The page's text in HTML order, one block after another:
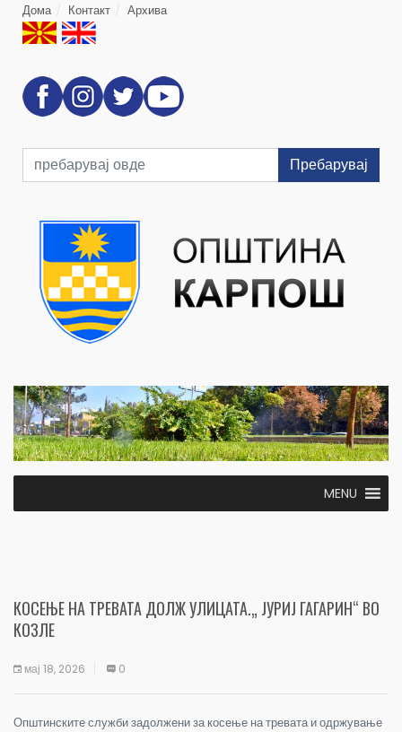
Дома Контакт Архива
Пребарувај
MENU
КОСЕЊЕ НА ТРЕВАТА ДОЛЖ УЛИЦАТА.„ ЈУРИЈ ГАГАРИН“ ВО
КОЗЛЕ
мај 18, 2026 0
Општинските служби задолжени за косење на тревата и одржување